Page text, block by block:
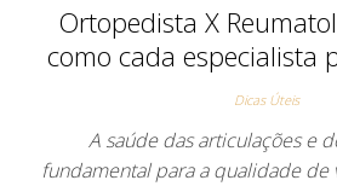
Ortopedista X
como cada especialista
Dicas Úteis
A saúde das articulações e
fundamental para a qualidade de